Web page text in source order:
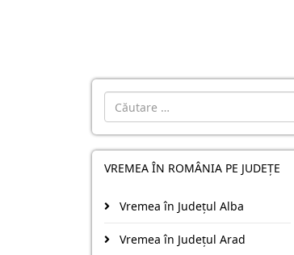
Cautare
VREMEA ÎN ROMÂNIA PE JUDEȚE
Vremea în Județul Alba
Vremea în Județul Arad